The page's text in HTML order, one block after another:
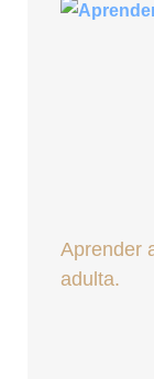
Aprender
adulta.